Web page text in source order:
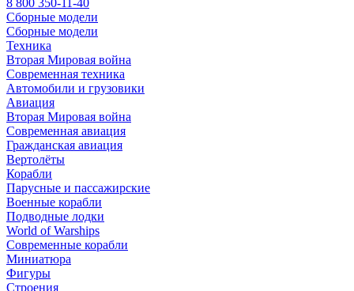
8 800 350-11-40
Сборные модели
Сборные модели
Техника
Вторая Мировая война
Современная техника
Автомобили и грузовики
Авиация
Вторая Мировая война
Современная авиация
Гражданская авиация
Вертолёты
Корабли
Парусные и пассажирские
Военные корабли
Подводные лодки
World of Warships
Современные корабли
Миниатюра
Фигуры
Строения